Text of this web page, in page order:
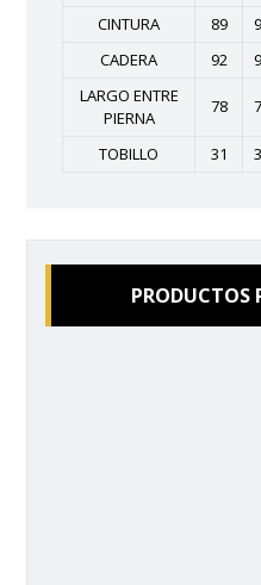
CINTURA
89
CADERA
92
LARGO ENTRE
PIERNA
78
TOBILLO 31
PRODUCTOS